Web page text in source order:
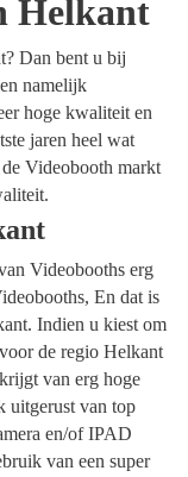
Helkant
Dan bent u bij
namelijk
hoge kwaliteit en
jaren heel wat
Videobooth markt
Videobooths erg
En dat is
Indien u kiest om
de regio Helkant
van erg hoge
uitgerust van top
en/of IPAD
van een super